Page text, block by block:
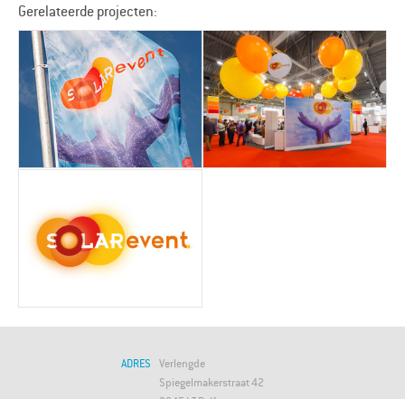
Gerelateerde projecten:
ADRES Verlengde
Spiegelmakerstraat 42